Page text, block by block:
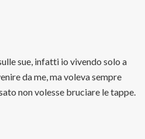
sue, infatti io vivendo solo a
da me, ma voleva sempre
non volesse bruciare le tappe.